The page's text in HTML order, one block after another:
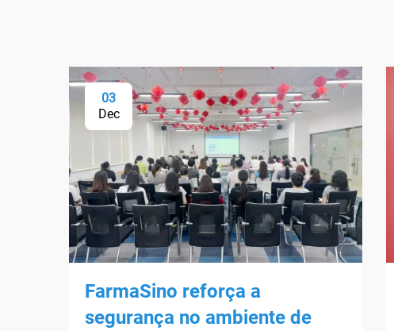
03
Dec
FarmaSino reforça a
segurança no ambiente de